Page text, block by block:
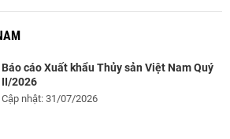
Báo cáo Xuất khẩu Thủy sản Việt Nam Quý
II/2026
Cập nhật: 31/07/2026